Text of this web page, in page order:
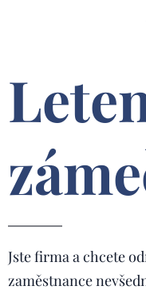
Jste firma a chcete
zaměstnance